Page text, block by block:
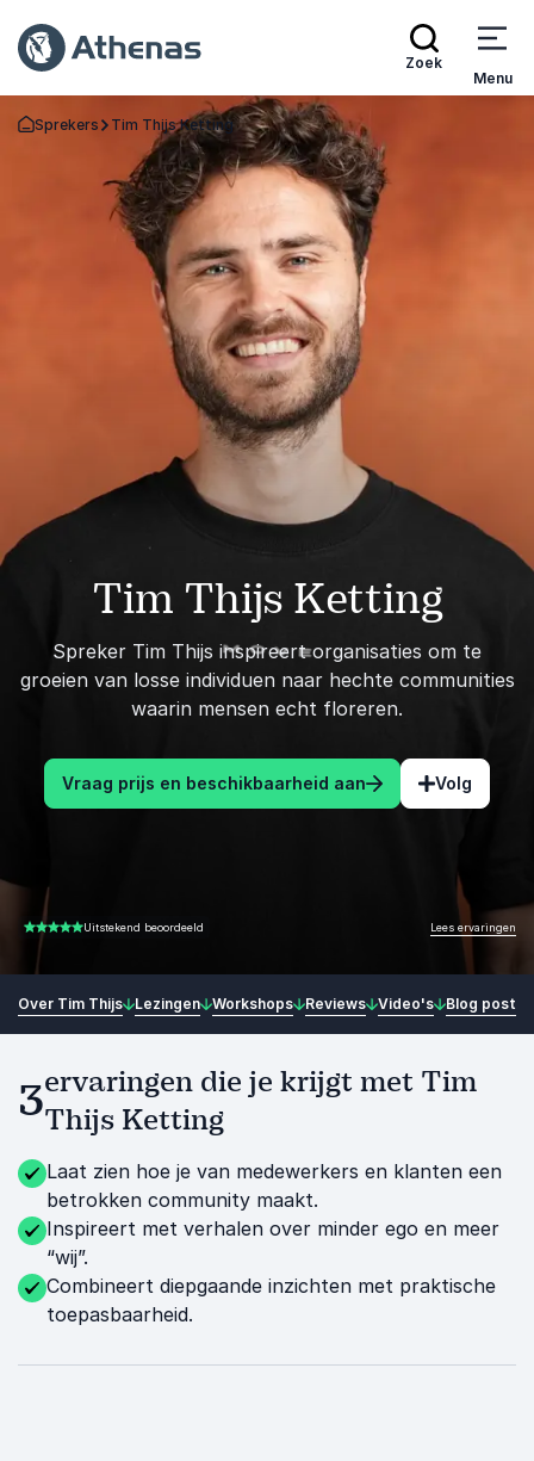
Zoek
Menu
Terug naar de startpagina
Sprekers Tim Thijs Ketting
Tim Thijs Ketting
Spreker Tim Thijs inspireert organisaties om te
groeien van losse individuen naar hechte communities
waarin mensen echt floreren.
Vraag prijs en beschikbaarheid aan Volg
5.00 van 5 Uitstekend beoordeeld Lees ervaringen
Over Tim Thijs Lezingen Workshops Reviews Video's Blog posts
3ervaringen die je krijgt met Tim
Thijs Ketting
Laat zien hoe je van medewerkers en klanten een
betrokken community maakt.
Inspireert met verhalen over minder ego en meer
“wij”.
Combineert diepgaande inzichten met praktische
toepasbaarheid.